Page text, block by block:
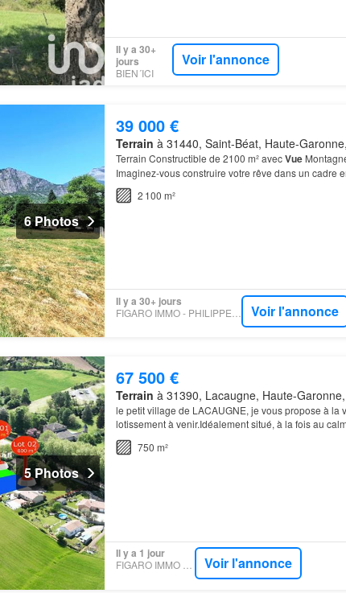
Il y a 30+
jours
BIEN´ICI
Voir l'annonce
6 Photos
39 000 €
Terrain à 31440, Saint-Béat, Haute-
Terrain Constructible de 2100 m² avecVue
Imaginez-vous construire votre rêve dans un cadre
vous réveillerez face à un
2 100 m²
Il y a 30+ jours
Voir l'annonce
5 Photos
67 500 €
Terrain à 31390, Lacaugne, Haute-
le petit village de LACAUGNE, je vous propose à la
lotissement à venir.Idéalement situé, à la fois au
750 m²
Il y a 1 jour
Voir l'annonce